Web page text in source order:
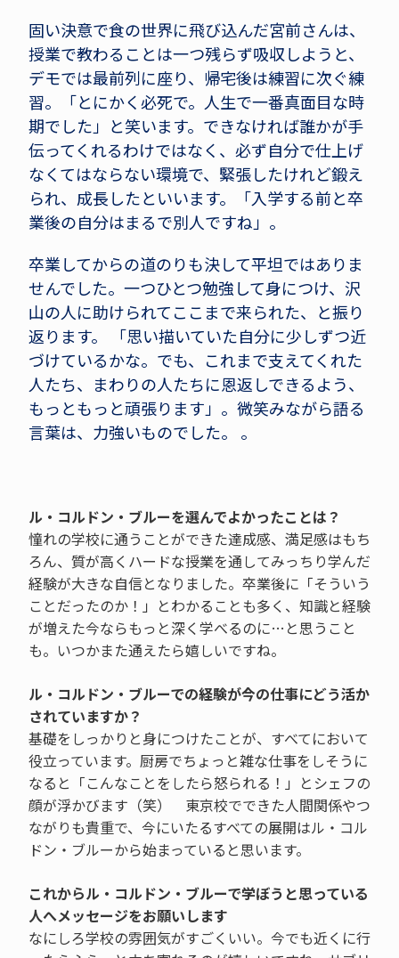
固い決意で食の世界に飛び込んだ宮前さんは、
授業で教わることは一つ残らず吸収しようと、
デモでは最前列に座り、帰宅後は練習に次ぐ練
習。「とにかく必死で。人生で一番真面目な時
期でした」と笑います。できなければ誰かが手
伝ってくれるわけではなく、必ず自分で仕上げ
なくてはならない環境で、緊張したけれど鍛え
られ、成長したといいます。「入学する前と卒
業後の自分はまるで別人ですね」。
卒業してからの道のりも決して平坦ではありま
せんでした。一つひとつ勉強して身につけ、沢
山の人に助けられてここまで来られた、と振り
返ります。 「思い描いていた自分に少しずつ近
づけているかな。でも、これまで支えてくれた
人たち、まわりの人たちに恩返しできるよう、
もっともっと頑張ります」。微笑みながら語る
言葉は、力強いものでした。 。
ル・コルドン・ブルーを選んでよかったことは？
憧れの学校に通うことができた達成感、満足感はもち
ろん、質が高くハードな授業を通してみっちり学んだ
経験が大きな自信となりました。卒業後に「そういう
ことだったのか！」とわかることも多く、知識と経験
が増えた今ならもっと深く学べるのに…と思うこと
も。いつかまた通えたら嬉しいですね。
ル・コルドン・ブルーでの経験が今の仕事にどう活か
されていますか？
基礎をしっかりと身につけたことが、すべてにおいて
役立っています。厨房でちょっと雑な仕事をしそうに
なると「こんなことをしたら怒られる！」とシェフの
顔が浮かびます（笑） 東京校でできた人間関係やつ
ながりも貴重で、今にいたるすべての展開はル・コル
ドン・ブルーから始まっていると思います。
これからル・コルドン・ブルーで学ぼうと思っている
人へメッセージをお願いします
なにしろ学校の雰囲気がすごくいい。今でも近くに行